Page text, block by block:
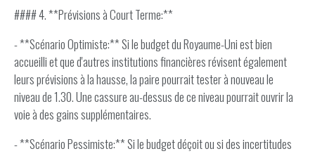
#### 4. **Prévisions à Court Terme:**
- **Scénario Optimiste:** Si le budget du Royaume-Uni est bien
accueilli et que d'autres institutions financières révisent également
leurs prévisions à la hausse, la paire pourrait tester à nouveau le
niveau de 1.30. Une cassure au-dessus de ce niveau pourrait ouvrir la
voie à des gains supplémentaires.
- **Scénario Pessimiste:** Si le budget déçoit ou si des incertitudes